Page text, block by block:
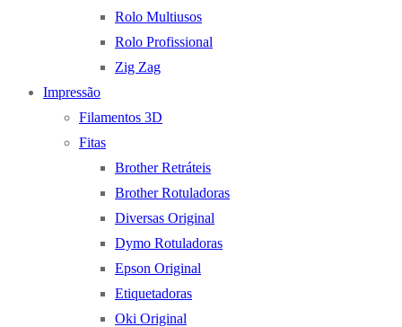
Rolo Multiusos
Rolo Profissional
Zig Zag
Impressão
Filamentos 3D
Fitas
Brother Retráteis
Brother Rotuladoras
Diversas Original
Dymo Rotuladoras
Epson Original
Etiquetadoras
Oki Original